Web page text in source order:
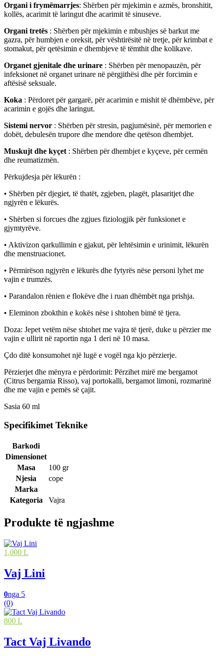
Organi i frymëmarrjes: Shërben për mjekimin e azmës, bronshitit,
kollës, acarimit të laringut dhe acarimit të sinuseve.
Organi tretës : Shërben për mjekimin e mbushjes së barkut me
gazra, për humbjen e oreksit, për vështirësitë në tretje, për krimbat e
stomakut, për qetësimin e dhembjeve të tëmthit dhe kolikave.
Organet gjenitale dhe urinare : Shërben për menopauzën, për
infeksionet në organet urinare në përgjithësi dhe për forcimin e
aftësisë seksuale.
Koka : Përdoret për gargarë, për acarimin e mishit të dhëmbëve, për
acarimin e gojës dhe laringut.
Sistemi nervor : Shërben për stresin, pagjumësinë, për memorien e
dobët, debulesën trupore dhe mendore dhe qetëson dhembjet.
Muskujt dhe kyçet : Shërben për dhembjet e kyçeve, për cermën
dhe reumatizmën.
Përkujdesja për lëkurën :
• Shërben për djegiet, të thatët, zgjeben, plagët, plasaritjet dhe
ngjyrën e lëkurës.
• Shërben si forcues dhe zgjues fiziologjik për funksionet e
gjymtyrëve.
• Aktivizon qarkullimin e gjakut, për lehtësimin e urinimit, lëkurën
dhe menstruacionet.
• Përmirëson ngjyrën e lëkurës dhe fytyrës nëse personi lyhet me
vajin e trumzës.
• Parandalon rënien e flokëve dhe i ruan dhëmbët nga prishja.
• Eleminon zbokthin e kokës nëse i shtohen bimë të tjera.
Doza: Jepet vetëm nëse shtohet me vajra të tjerë, duke u përzier me
vajin e ullirit në raportin nga 1 deri në 10 masa.
Çdo ditë konsumohet një lugë e vogël nga kjo përzierje.
Përzierjet dhe mënyra e përdorimit: Përzihet mirë me bergamot
(Citrus bergamia Risso), vaj portokalli, bergamot limoni, rozmarinë
dhe me vajin e pemës së çajit.
Sasia 60 ml
Specifikimet Teknike
Barkodi
Dimensionet
Masa
100 gr
Njesia
cope
Marka
Kategoria
Vajra
Produkte të ngjashme
1,000 L
Vaj Lini
0nga 5
(0)
800 L
Tact Vaj Livando